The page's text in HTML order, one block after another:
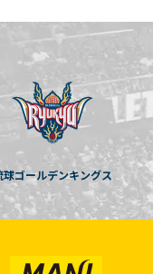
球ゴールデンキングス